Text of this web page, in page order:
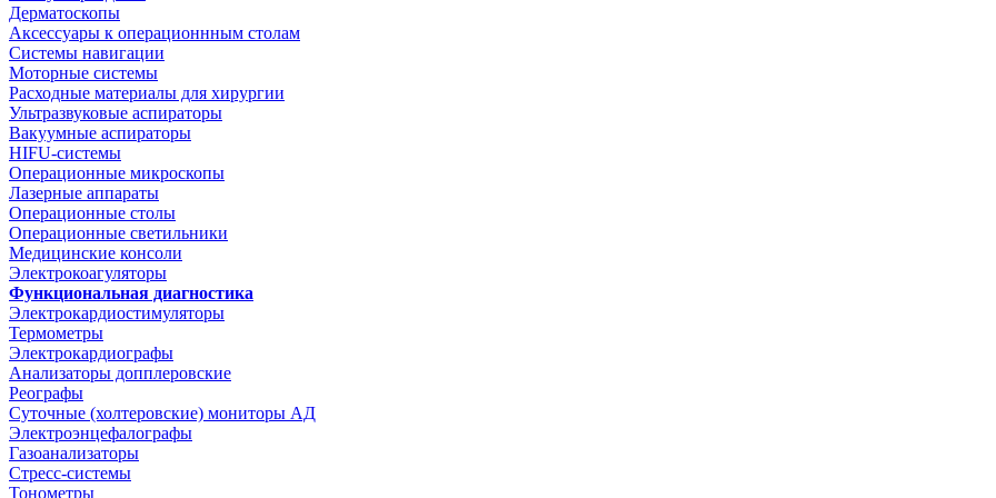
Дерматоскопы
Аксессуары к операционнным столам
Системы навигации
Моторные системы
Расходные материалы для хирургии
Ультразвуковые аспираторы
Вакуумные аспираторы
HIFU-системы
Операционные микроскопы
Лазерные аппараты
Операционные столы
Операционные светильники
Медицинские консоли
Электрокоагуляторы
Функциональная диагностика
Электрокардиостимуляторы
Термометры
Электрокардиографы
Анализаторы допплеровские
Реографы
Суточные (холтеровские) мониторы АД
Электроэнцефалографы
Газоанализаторы
Стресс-системы
Тонометры